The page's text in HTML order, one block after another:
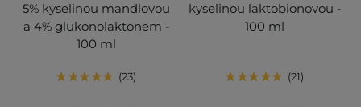
5% kyselinou mandlovou
a 4% glukonolaktonem -
100 ml
23
kyselinou laktobionovou -
100 ml
21